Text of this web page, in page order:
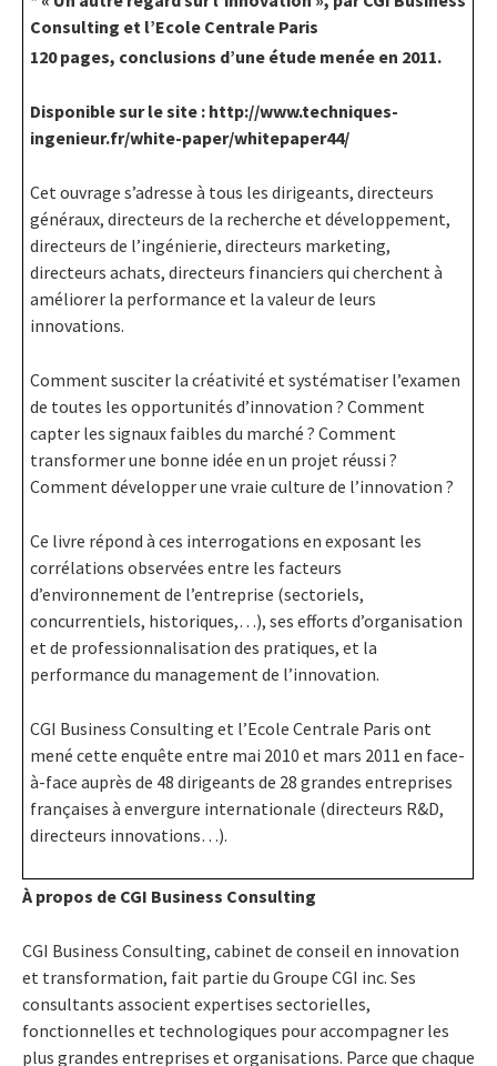
Consulting et l’Ecole Centrale Paris
120 pages, conclusions d’une étude menée en 2011.
Disponible sur le site : http://www.techniques-
ingenieur.fr/white-paper/whitepaper44/
Cet ouvrage s’adresse à tous les dirigeants, directeurs
généraux, directeurs de la recherche et développement,
directeurs de l’ingénierie, directeurs marketing,
directeurs achats, directeurs financiers qui cherchent à
améliorer la performance et la valeur de leurs
innovations.
Comment susciter la créativité et systématiser l’examen
de toutes les opportunités d’innovation ? Comment
capter les signaux faibles du marché ? Comment
transformer une bonne idée en un projet réussi ?
Comment développer une vraie culture de l’innovation ?
Ce livre répond à ces interrogations en exposant les
corrélations observées entre les facteurs
d’environnement de l’entreprise (sectoriels,
concurrentiels, historiques,…), ses efforts d’organisation
et de professionnalisation des pratiques, et la
performance du management de l’innovation.
CGI Business Consulting et l’Ecole Centrale Paris ont
mené cette enquête entre mai 2010 et mars 2011 en face-
à-face auprès de 48 dirigeants de 28 grandes entreprises
françaises à envergure internationale (directeurs R&D,
directeurs innovations…).
À propos de CGI Business Consulting
CGI Business Consulting, cabinet de conseil en innovation
et transformation, fait partie du Groupe CGI inc. Ses
consultants associent expertises sectorielles,
fonctionnelles et technologiques pour accompagner les
plus grandes entreprises et organisations. Parce que chaque